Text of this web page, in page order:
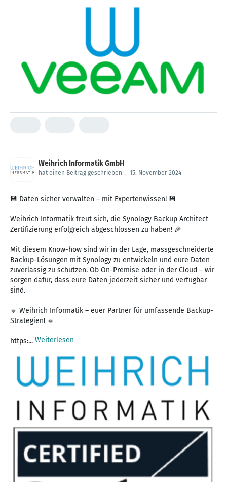
Weihrich Informatik GmbH
hat einen Beitrag geschrieben . 15. November 2024
💾 Daten sicher verwalten – mit Expertenwissen! 💾
Weihrich Informatik freut sich, die Synology Backup Architect
Zertifizierung erfolgreich abgeschlossen zu haben! 🎉
Mit diesem Know-how sind wir in der Lage, massgeschneiderte
Backup-Lösungen mit Synology zu entwickeln und eure Daten
zuverlässig zu schützen. Ob On-Premise oder in der Cloud – wir
sorgen dafür, dass eure Daten jederzeit sicher und verfügbar
sind.
🔹 Weihrich Informatik – euer Partner für umfassende Backup-
Strategien! 🔹
https:... Weiterlesen